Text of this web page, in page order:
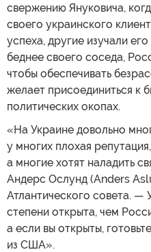
свержению Януковича,
своего украинского
успеха, другие изучали
беднее своего соседа,
чтобы обеспечивать
желает присоединиться к
политических окопах.
«На Украине довольно
у многих плохая
а многие хотят наладить
Андерс Ослунд (Anders
Атлантического совета. —
степени открыта, чем
а если вы открыты,
из США».